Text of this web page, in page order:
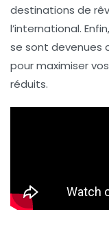
destinations de
l’international.
se sont devenues
pour maximiser
réduits.